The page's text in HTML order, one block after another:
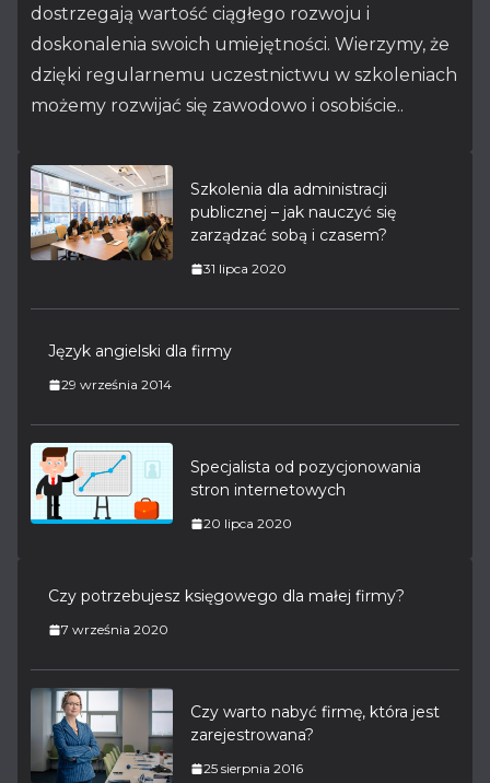
dostrzegają wartość ciągłego rozwoju i
doskonalenia swoich umiejętności. Wierzymy, że
dzięki regularnemu uczestnictwu w szkoleniach
możemy rozwijać się zawodowo i osobiście..
Szkolenia dla administracji
publicznej – jak nauczyć się
zarządzać sobą i czasem?
31 lipca 2020
Język angielski dla firmy
29 września 2014
Specjalista od pozycjonowania
stron internetowych
20 lipca 2020
Czy potrzebujesz księgowego dla małej firmy?
7 września 2020
Czy warto nabyć firmę, która jest
zarejestrowana?
25 sierpnia 2016